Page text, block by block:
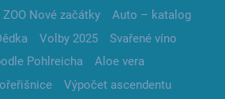
ZOO Nové začátky
Auto – katalog
Volby 2025
Svařené víno
Pohlreicha
Aloe vera
Výpočet ascendentu